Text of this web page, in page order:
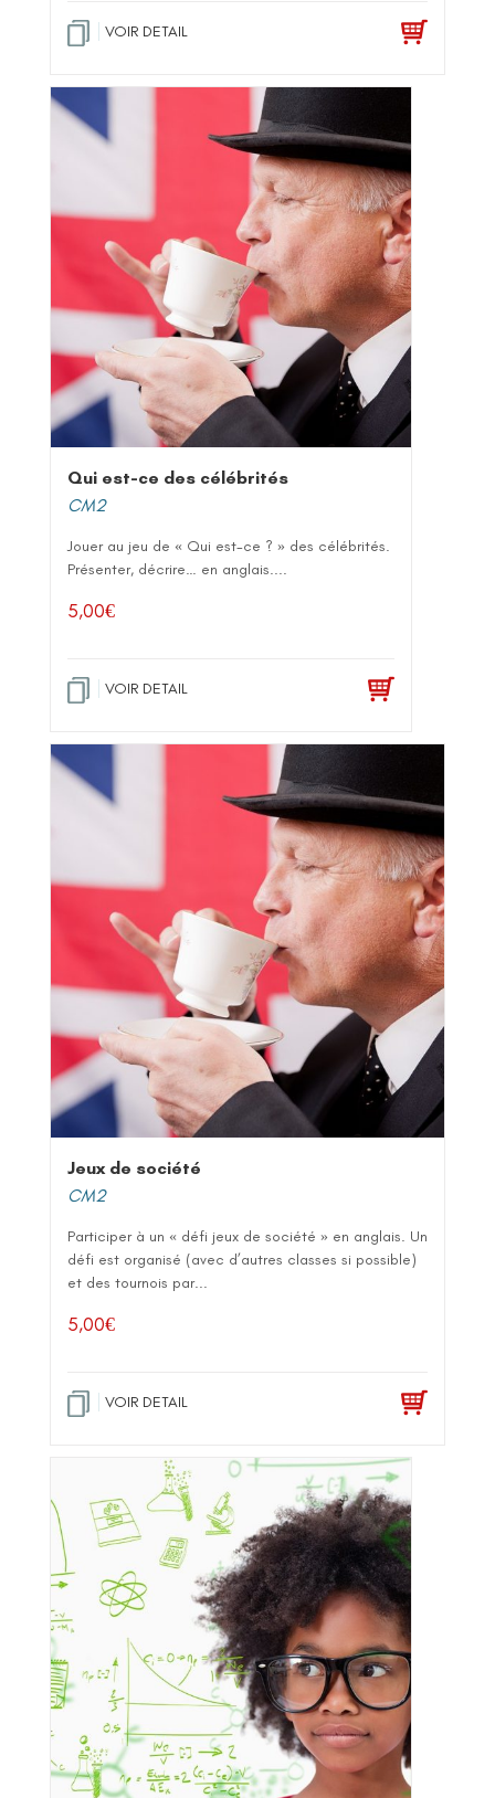
VOIR DETAIL
Qui est-ce des célébrités
CM2
Jouer au jeu de « Qui est-ce ? » des célébrités.
Présenter, décrire… en anglais....
5,00€
VOIR DETAIL
Jeux de société
CM2
Participer à un « défi jeux de société » en anglais. Un
défi est organisé (avec d’autres classes si possible)
et des tournois par...
5,00€
VOIR DETAIL